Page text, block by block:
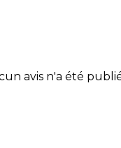
avis n'a été